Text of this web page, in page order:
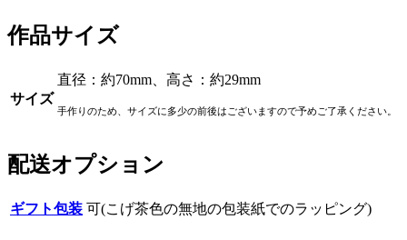
作品サイズ
サイズ
直径：約70mm、高さ：約29mm
手作りのため、サイズに多少の前後はございますので予めご了承ください。
配送オプション
ギフト包装 可(こげ茶色の無地の包装紙でのラッピング)